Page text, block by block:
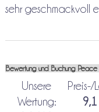
sehr geschmackvoll
Bewertung und Buchung
Unsere
Wertung:
Preis-/